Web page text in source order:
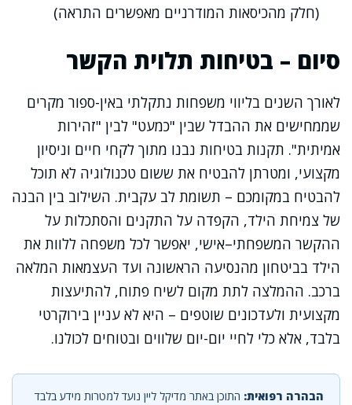
(חלק מהכיסאות המודרניים מאפשרים התראה)
סיום – בטיחות תלוית הקשר
לאורך השנים בליווי משפחות נתקלתי באין-ספור מקרים
שממחישים את ההבדל שבין "כמעט" לבין "זהירות
אמיתית". תקנות בטיחות נבנו מתוך לקחי חיים וניסיון
מקצועי, ומטרתן להבטיח את ששום טכנולוגיה לא תוכל
להבטיח במקומכם – תשומת לב עקבית. השילוב בין הבנה
של צמיחת הילד, הקפדה על התקנים והסתכלות על
ההקשר המשפחתי–אישי, יאפשר לכל משפחה ללוות את
הילד בביטחון מהנסיעה הראשונה ועד העצמאות המלאה
ברכב. ההמלצה לתת מקום לשיח פתוח, להתיעצות
מקצועית ולעדכונים שוטפים – היא לא עניין בירוקרטי
בלבד, אלא כלי לחיי יום-יום שלווים ובטוחים לכולנו.
הבהרה רפואית: התוכן באתר מדיקל ליין נועד למטרות מידע בלבד